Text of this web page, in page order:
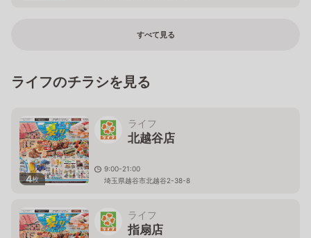
神奈川県川崎市川崎区京町2-22-1
すべて見る
ライフのチラシを見る
4枚
ライフ
北越谷店
9:00-21:00
埼玉県越谷市北越谷2-38-8
ライフ
指扇店